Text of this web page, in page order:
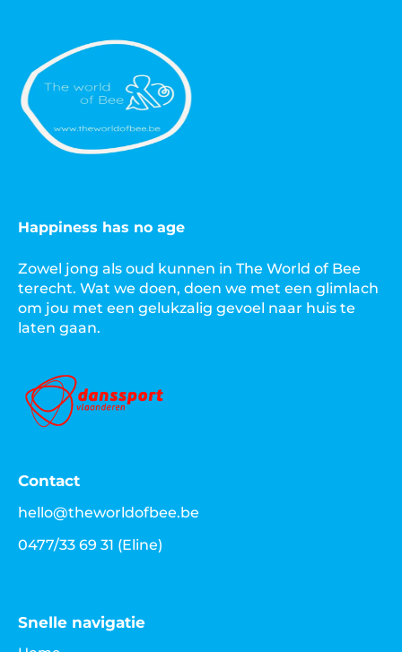
Happiness has no age
Zowel jong als oud kunnen in The World of Bee
terecht. Wat we doen, doen we met een glimlach
om jou met een gelukzalig gevoel naar huis te
laten gaan.
Contact
hello@theworldofbee.be
0477/33 69 31 (Eline)
Snelle navigatie